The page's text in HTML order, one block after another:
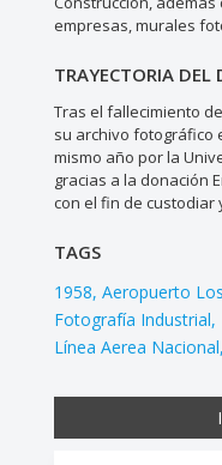
empresas, murales
TRAYECTORIA DEL
Tras el fallecimiento
su archivo fotográfico
mismo año por la
gracias a la donación
con el fin de
TAGS
1958 Aeropuerto
Fotografía Industrial
Línea Aerea Nacional